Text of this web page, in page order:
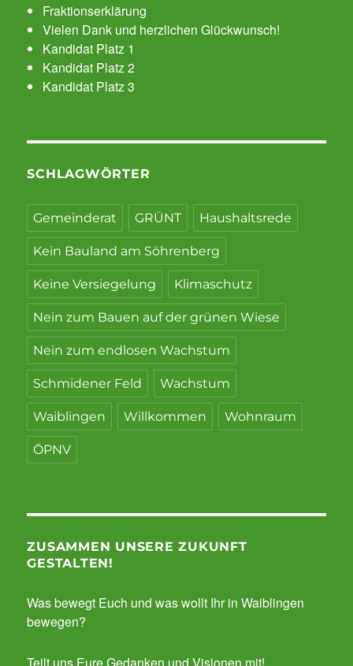
Fraktionserklärung
Vielen Dank und herzlichen Glückwunsch!
Kandidat Platz 1
Kandidat Platz 2
Kandidat Platz 3
SCHLAGWÖRTER
Gemeinderat GRÜNT Haushaltsrede
Kein Bauland am Söhrenberg
Keine Versiegelung Klimaschutz
Nein zum Bauen auf der grünen Wiese
Nein zum endlosen Wachstum
Schmidener Feld Wachstum
Waiblingen Willkommen Wohnraum
ÖPNV
ZUSAMMEN UNSERE ZUKUNFT
GESTALTEN!
Was bewegt Euch und was wollt Ihr in Waiblingen
bewegen?
Teilt uns Eure Gedanken und Visionen mit!